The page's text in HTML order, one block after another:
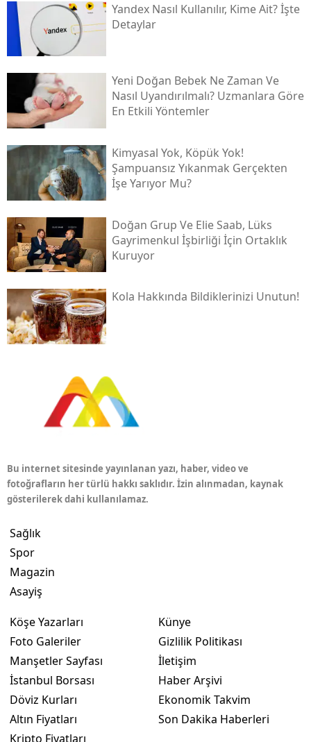
Yandex Nasıl Kullanılır, Kime Ait? İşte
Detaylar
Yeni Doğan Bebek Ne Zaman Ve
Nasıl Uyandırılmalı? Uzmanlara Göre
En Etkili Yöntemler
Kimyasal Yok, Köpük Yok!
Şampuansız Yıkanmak Gerçekten
İşe Yarıyor Mu?
Doğan Grup Ve Elie Saab, Lüks
Gayrimenkul İşbirliği İçin Ortaklık
Kuruyor
Kola Hakkında Bildiklerinizi Unutun!
Bu internet sitesinde yayınlanan yazı, haber, video ve
fotoğrafların her türlü hakkı saklıdır. İzin alınmadan, kaynak
gösterilerek dahi kullanılamaz.
Sağlık
Spor
Magazin
Asayiş
Köşe Yazarları
Foto Galeriler
Manşetler Sayfası
İstanbul Borsası
Döviz Kurları
Altın Fiyatları
Kripto Fiyatları
Künye
Gizlilik Politikası
İletişim
Haber Arşivi
Ekonomik Takvim
Son Dakika Haberleri